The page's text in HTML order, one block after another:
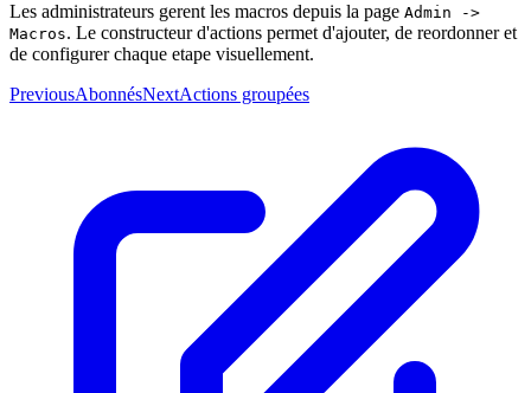
Les administrateurs gerent les macros depuis la page Admin ->
Macros. Le constructeur d'actions permet d'ajouter, de reordonner et
de configurer chaque etape visuellement.
PreviousAbonnésNextActions groupées